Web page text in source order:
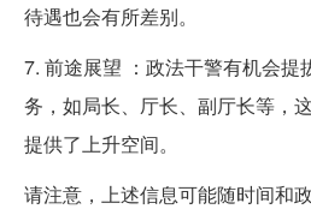
待遇也会有所差别。
7. 前途展望 ：政法干警有机会提
务，如局长、厅长、副厅长等，
提供了上升空间。
请注意，上述信息可能随时间和